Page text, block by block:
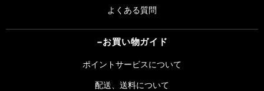
よくある質問
お買い物ガイド
ポイントサービスについて
配送、送料について